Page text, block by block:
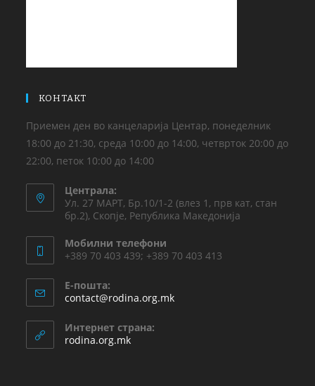
КОНТАКТ
Приемен ден во канцеларија Центар, понеделник
18:00 до 21:30, среда 10:00 до 14:00, четврток 20:00 до
22:00, петок 10:00 до 14:00
Централа:
Ул. 27 МАРТ, Бр.10/1-2 (влез 1, прв кат, стан
бр.2), Скопје, Република Македонија
Мобилни телефони
+389 70 403 439; +389 70 403 413
Е-пошта:
contact@rodina.org.mk
Интернет страна:
rodina.org.mk